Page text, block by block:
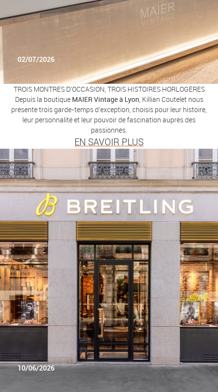
02/07/2026
TROIS MONTRES D’OCCASION, TROIS HISTOIRES HORLOGÈRES
Depuis la boutique MAIER Vintage à Lyon, Killian Coutelet nous
présente trois garde-temps d’exception, choisis pour leur histoire,
leur personnalité et leur pouvoir de fascination auprès des
passionnés.
EN SAVOIR PLUS
10/06/2026